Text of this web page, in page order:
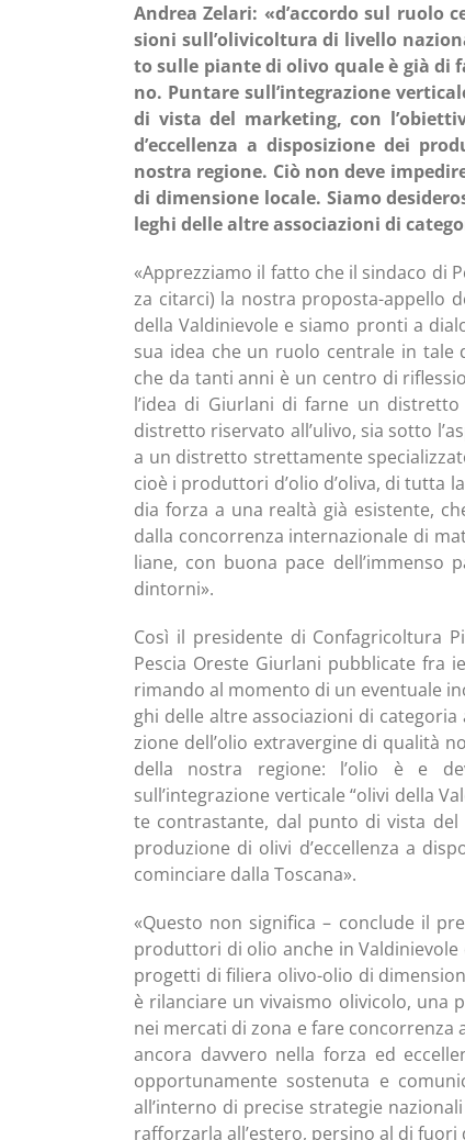
Andrea Zela­ri: «d’accordo sul
sio­ni sull’olivicoltura di livel­lo
to sul­le pian­te di oli­vo qua­le è già di
no. Pun­ta­re sull’integrazione
di vista del mar­ke­ting, con
d’eccellenza a dispo­si­zio­ne dei
nostra regio­ne. Ciò non deve
di dimen­sio­ne loca­le. Sia­mo
le­ghi del­le altre asso­cia­zio­ni di
«Apprez­zia­mo il fat­to che il sin­da­co di
za citar­ci) la nostra pro­po­sta-appel­lo
del­la Val­di­nie­vo­le e sia­mo pron­ti a
sua idea che un ruo­lo cen­tra­le in tale
che da tan­ti anni è un cen­tro di
l’idea di Giur­la­ni di far­ne un
distret­to riser­va­to all’ulivo, sia sot­to
a un distret­to stret­ta­men­te
cioè i pro­dut­to­ri d’olio d’oliva, di tut­ta
dia for­za a una real­tà già esi­sten­te,
dal­la con­cor­ren­za inter­na­zio­na­le di
lia­ne, con buo­na pace
dintorni».
Così il pre­si­den­te di Con­fa­gri­col­tu­ra
Pescia Ore­ste Giur­la­ni pub­bli­ca­te fra
riman­do al momen­to di un even­tua­le
ghi del­le altre asso­cia­zio­ni di
zio­ne dell’olio extra­ver­gi­ne di qua­li­tà
del­la nostra regio­ne: l’olio è e
sull’integrazione ver­ti­ca­le “oli­vi del­la
te con­tra­stan­te, dal pun­to di vista del
pro­du­zio­ne di oli­vi d’eccellenza a
comin­cia­re dal­la Toscana».
«Que­sto non signi­fi­ca – con­clu­de il
pro­dut­to­ri di olio anche in
pro­get­ti di filie­ra oli­vo-olio di
è rilan­cia­re un vivai­smo oli­vi­co­lo, una
nei mer­ca­ti di zona e fare con­cor­ren­za
anco­ra dav­ve­ro nel­la for­za ed
oppor­tu­na­men­te soste­nu­ta e
all’interno di pre­ci­se stra­te­gie
raf­for­zar­la all’estero, per­si­no al di fuo­ri